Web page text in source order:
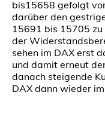
bis15658 gefolgt
darüber den
15691 bis 15705
der
sehen im DAX erst
und damit erneut
danach steigende
DAX dann wieder